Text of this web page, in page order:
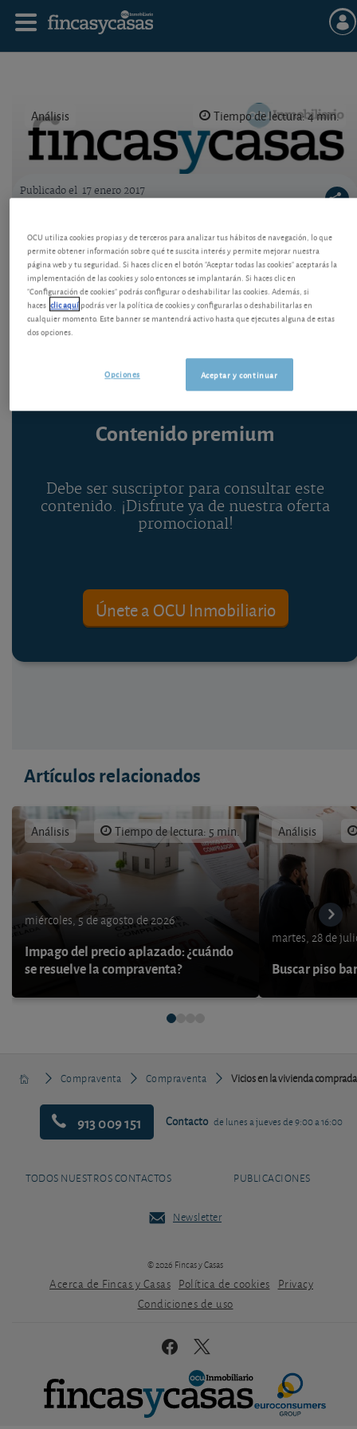
Análisis Tiempo de lectura: 4 min.
Logo OCU inmobiliario
Publicado el 17 enero 2017
Vicios en la vivienda comprada
Si compra vivienda usada compruebe la existencia
de defectos. Tiene seis meses para reclamar vicios
ocultos. Pero hay excepciones en defectos más
graves, como las termitas.
Contenido premium
Debe ser suscriptor para consultar este
contenido. ¡Disfrute ya de nuestra oferta
promocional!
Únete a OCU Inmobiliario
Artículos relacionados
Análisis Tiempo de lectura: 5 min.
miércoles, 5 de agosto de 2026
Impago del precio aplazado: ¿cuándo
se resuelve la compraventa?
Análisis
martes, 28 de
Buscar piso
Compraventa Compraventa Vicios en la vivienda comprada
913 009 151 Contacto de lunes a jueves de 9:00 a 16:00
TODOS NUESTROS CONTACTOS PUBLICACIONES
Newsletter
© 2026 Fincas y Casas
Acerca de Fincas y Casas Política de cookies
Privacy
Condiciones de uso
OCU utiliza cookies propias y de terceros para analizar tus hábitos de navegación, lo que
permite obtener información sobre qué te suscita interés y permite mejorar nuestra
página web y tu seguridad. Si haces clic en el botón "Aceptar todas las cookies" aceptarás la
implementación de las cookies y solo entonces se implantarán. Si haces clic en
"Configuración de cookies" podrás configurar o deshabilitar las cookies. Además, si
haces clic aquípodrás ver la política de cookies y configurarlas o deshabilitarlas en
cualquier momento. Este banner se mantendrá activo hasta que ejecutes alguna de estas
dos opciones.
Aceptar y continuar
Opciones